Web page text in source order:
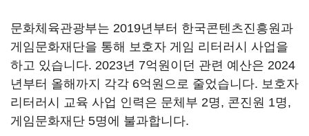
문화체육관광부는 2019년부터 한국콘텐츠진흥원과
게임문화재단을 통해 보호자 게임 리터러시 사업을
하고 있습니다. 2023년 7억원이던 관련 예산은 2024
년부터 올해까지 각각 6억원으로 줄었습니다. 보호자
리터러시 교육 사업 인력은 문체부 2명, 콘진원 1명,
게임문화재단 5명에 불과합니다.